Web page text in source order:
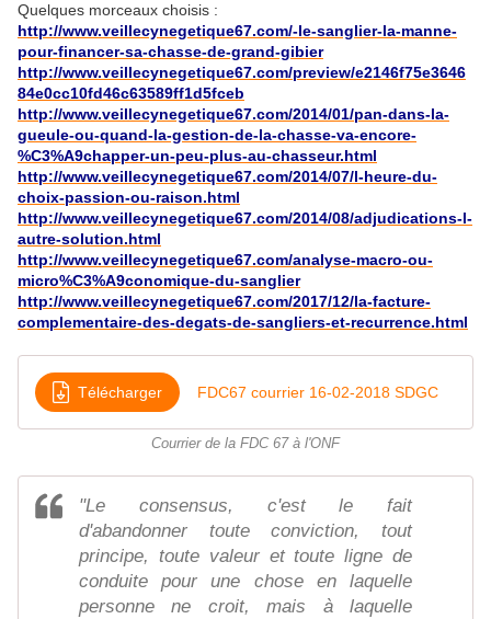
Quelques morceaux choisis :
http://www.veillecynegetique67.com/-le-sanglier-la-manne-
pour-financer-sa-chasse-de-grand-gibier
http://www.veillecynegetique67.com/preview/e2146f75e3646
84e0cc10fd46c63589ff1d5fceb
http://www.veillecynegetique67.com/2014/01/pan-dans-la-
gueule-ou-quand-la-gestion-de-la-chasse-va-encore-
%C3%A9chapper-un-peu-plus-au-chasseur.html
http://www.veillecynegetique67.com/2014/07/l-heure-du-
choix-passion-ou-raison.html
http://www.veillecynegetique67.com/2014/08/adjudications-l-
autre-solution.html
http://www.veillecynegetique67.com/analyse-macro-ou-
micro%C3%A9conomique-du-sanglier
http://www.veillecynegetique67.com/2017/12/la-facture-
complementaire-des-degats-de-sangliers-et-recurrence.html
Télécharger FDC67 courrier 16-02-2018 SDGC
Courrier de la FDC 67 à l'ONF
"Le consensus, c'est le fait
d'abandonner toute conviction, tout
principe, toute valeur et toute ligne de
conduite pour une chose en laquelle
personne ne croit, mais à laquelle